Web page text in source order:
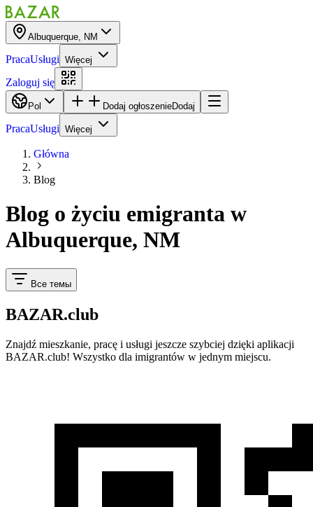
Albuquerque, NM
PracaUsługi Więcej
Zaloguj się
Pol Dodaj ogłoszenieDodaj
PracaUsługi Więcej
Główna
Blog
Blog o życiu emigranta w
Albuquerque, NM
Все темы
BAZAR.club
Znajdź mieszkanie, pracę i usługi jeszcze szybciej dzięki aplikacji
BAZAR.club! Wszystko dla imigrantów w jednym miejscu.